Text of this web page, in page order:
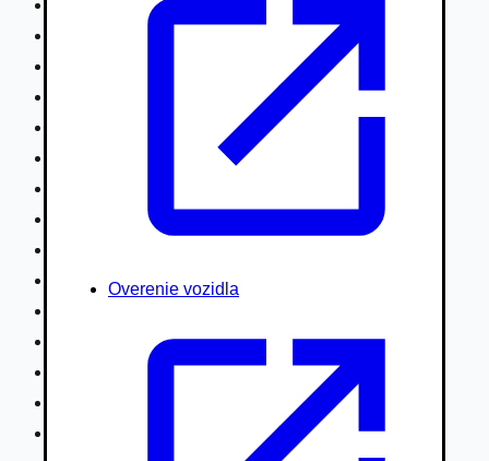
Overenie vozidla
Nákladné vozidlá nad 7,5t
Vodné/Snežné skútre, štvorkolky
Poľnohospodárske vozidlá / stroje
Hydraulické ruky autožeriavy
Špeciály/nosiče kontajnerov
Návesy/prívesy nadstavby
Lode/člny, lietadlá/vznášadlá